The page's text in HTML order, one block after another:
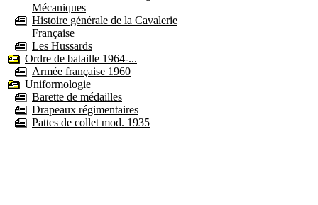
Mécaniques
Histoire générale de la Cavalerie
Française
Les Hussards
Ordre de bataille 1964-...
Armée française 1960
Uniformologie
Barette de médailles
Drapeaux régimentaires
Pattes de collet mod. 1935